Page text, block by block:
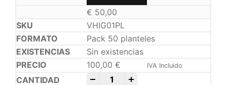
€ 50,00
VHIG01PL
Pack 50 planteles
Sin existencias
100,00€ IVA Incluido